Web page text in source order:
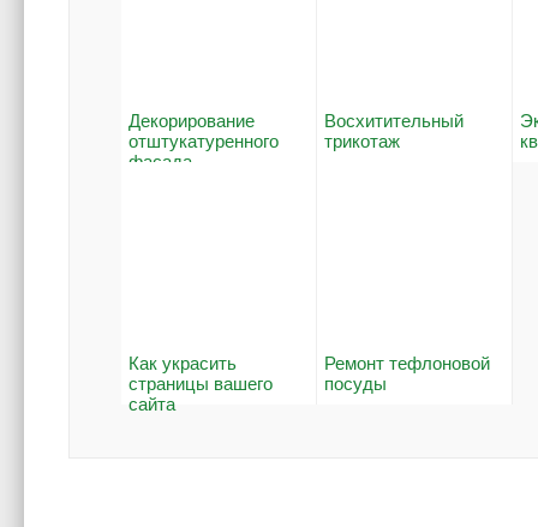
Декорирование
отштукатуренного
фасада
Восхитительный
трикотаж
Как украсить
страницы вашего
сайта
Ремонт тефлоновой
посуды